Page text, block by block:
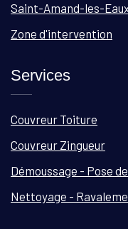
Saint-Amand-les-
Zone d'intervention
Services
Couvreur Toiture
Couvreur Zingueur
Démoussage - Pose
Nettoyage -